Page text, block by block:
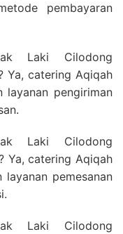
pembayaran
Laki Cilodong
Ya, catering Aqiqah
layanan pengiriman
Laki Cilodong
Ya, catering Aqiqah
pemesanan
Laki Cilodong